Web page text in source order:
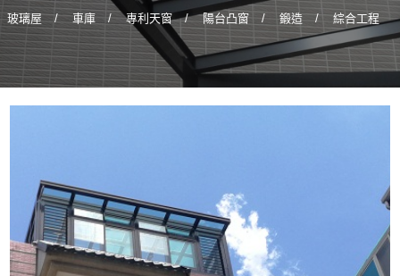
玻璃屋 車庫 專利天窗 陽台凸窗 鍛造 綜合工程